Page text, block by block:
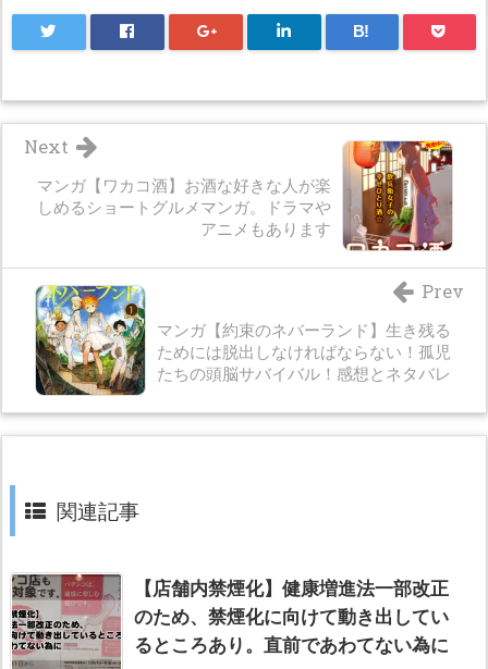
B!
マンガ【ワカコ酒】お酒な好きな人が楽
しめるショートグルメマンガ。ドラマや
アニメもあります
Next
マンガ【約束のネバーランド】生き残る
ためには脱出しなければならない！孤児
たちの頭脳サバイバル！感想とネタバレ
Prev
関連記事
【店舗内禁煙化】健康増進法一部改正
のため、禁煙化に向けて動き出してい
るところあり。直前であわてない為に